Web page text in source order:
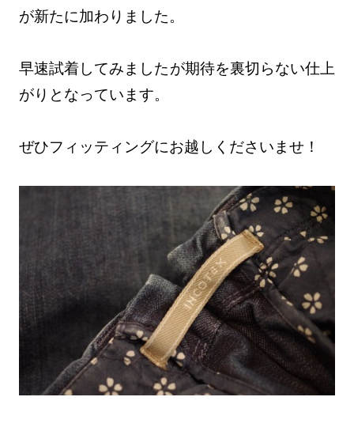
が新たに加わりました。
早速試着してみましたが期待を裏切らない仕上
がりとなっています。
ぜひフィッティングにお越しくださいませ！